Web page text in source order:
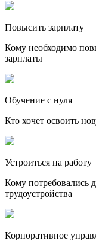
Повысить зарплату
Кому необходимо
зарплаты
Обучение с нуля
Кто хочет освоить
Устроиться на работу
Кому потребовались
трудоустройства
Корпоративное